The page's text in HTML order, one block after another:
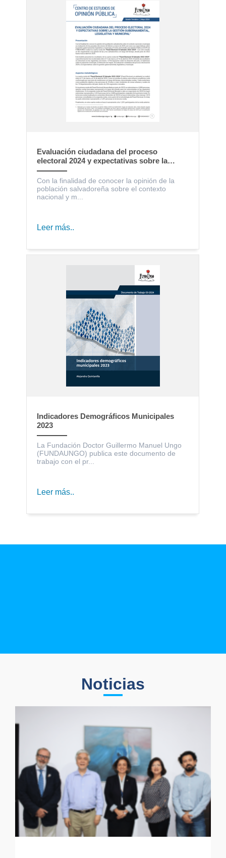
Evaluación ciudadana del proceso
electoral 2024 y expectativas sobre la
gestión gubernamental, legislativa y
municipal
Con la finalidad de conocer la opinión de la
población salvadoreña sobre el contexto
nacional y m...
Leer más..
Indicadores Demográficos Municipales
2023
La Fundación Doctor Guillermo Manuel Ungo
(FUNDAUNGO) publica este documento de
trabajo con el pr...
Leer más..
Noticias